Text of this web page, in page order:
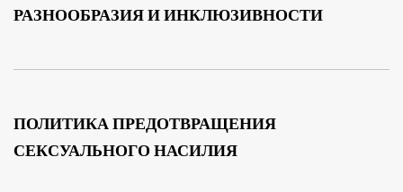
РАЗНООБРАЗИЯ И ИНКЛЮЗИВНОСТИ
ПОЛИТИКА ПРЕДОТВРАЩЕНИЯ
СЕКСУАЛЬНОГО НАСИЛИЯ